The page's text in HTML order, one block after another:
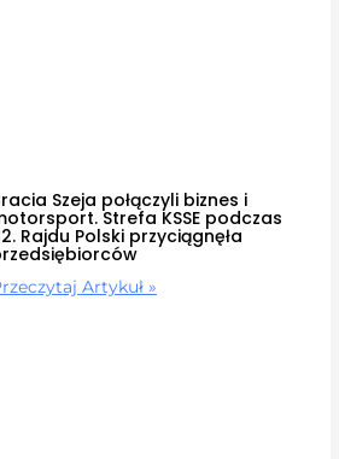
Szeja połączyli biznes i
Strefa KSSE podczas
Rajdu Polski przyciągnęła
Artykuł »